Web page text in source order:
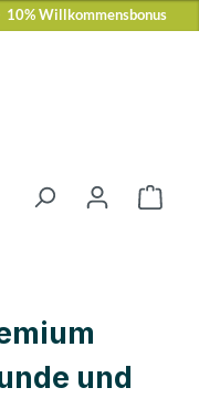
10% Willkommensbonus
und